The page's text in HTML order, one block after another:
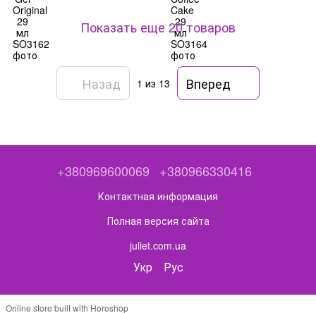
Показать еще 20 товаров
Назад 1 из 13 Вперед
+380969600069 +380966330416
Контактная информация
Полная версия сайта
juliet.com.ua
Укр Рус
Online store built with Horoshop